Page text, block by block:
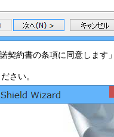
契約書の条項に同意します
さい。